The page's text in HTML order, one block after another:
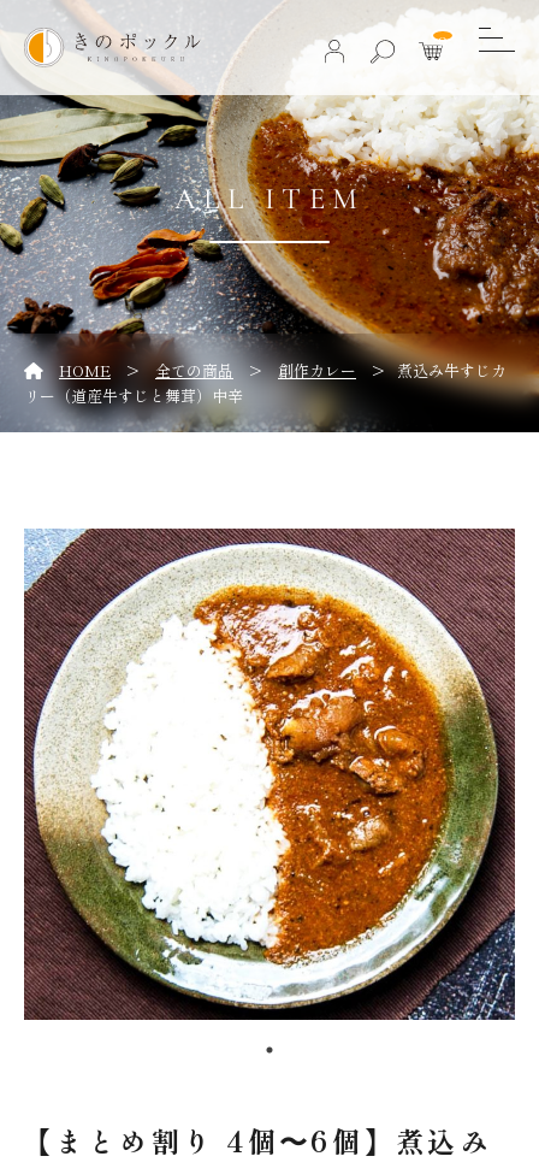
0
ALL ITEM
HOME > 全ての商品 > 創作カレー > 煮込み牛すじカ
リー（道産牛すじと舞茸）中辛
【まとめ割り 4個〜6個】煮込み